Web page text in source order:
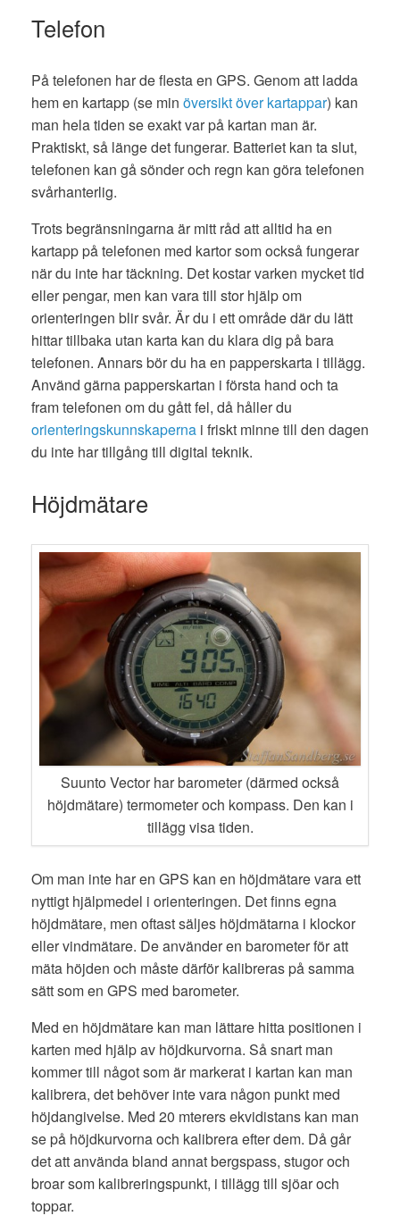
Telefon
På telefonen har de flesta en GPS. Genom att ladda
hem en kartapp (se min översikt över kartappar) kan
man hela tiden se exakt var på kartan man är.
Praktiskt, så länge det fungerar. Batteriet kan ta slut,
telefonen kan gå sönder och regn kan göra telefonen
svårhanterlig.
Trots begränsningarna är mitt råd att alltid ha en
kartapp på telefonen med kartor som också fungerar
när du inte har täckning. Det kostar varken mycket tid
eller pengar, men kan vara till stor hjälp om
orienteringen blir svår. Är du i ett område där du lätt
hittar tillbaka utan karta kan du klara dig på bara
telefonen. Annars bör du ha en papperskarta i tillägg.
Använd gärna papperskartan i första hand och ta
fram telefonen om du gått fel, då håller du
orienteringskunnskaperna i friskt minne till den dagen
du inte har tillgång till digital teknik.
Höjdmätare
Suunto Vector har barometer (därmed också
höjdmätare) termometer och kompass. Den kan i
tillägg visa tiden.
Om man inte har en GPS kan en höjdmätare vara ett
nyttigt hjälpmedel i orienteringen. Det finns egna
höjdmätare, men oftast säljes höjdmätarna i klockor
eller vindmätare. De använder en barometer för att
mäta höjden och måste därför kalibreras på samma
sätt som en GPS med barometer.
Med en höjdmätare kan man lättare hitta positionen i
karten med hjälp av höjdkurvorna. Så snart man
kommer till något som är markerat i kartan kan man
kalibrera, det behöver inte vara någon punkt med
höjdangivelse. Med 20 mterers ekvidistans kan man
se på höjdkurvorna och kalibrera efter dem. Då går
det att använda bland annat bergspass, stugor och
broar som kalibreringspunkt, i tillägg till sjöar och
toppar.